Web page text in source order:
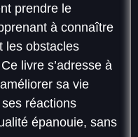
prendre le
à connaître
les obstacles
livre s’adresse à
sa vie
réactions
épanouie, sans